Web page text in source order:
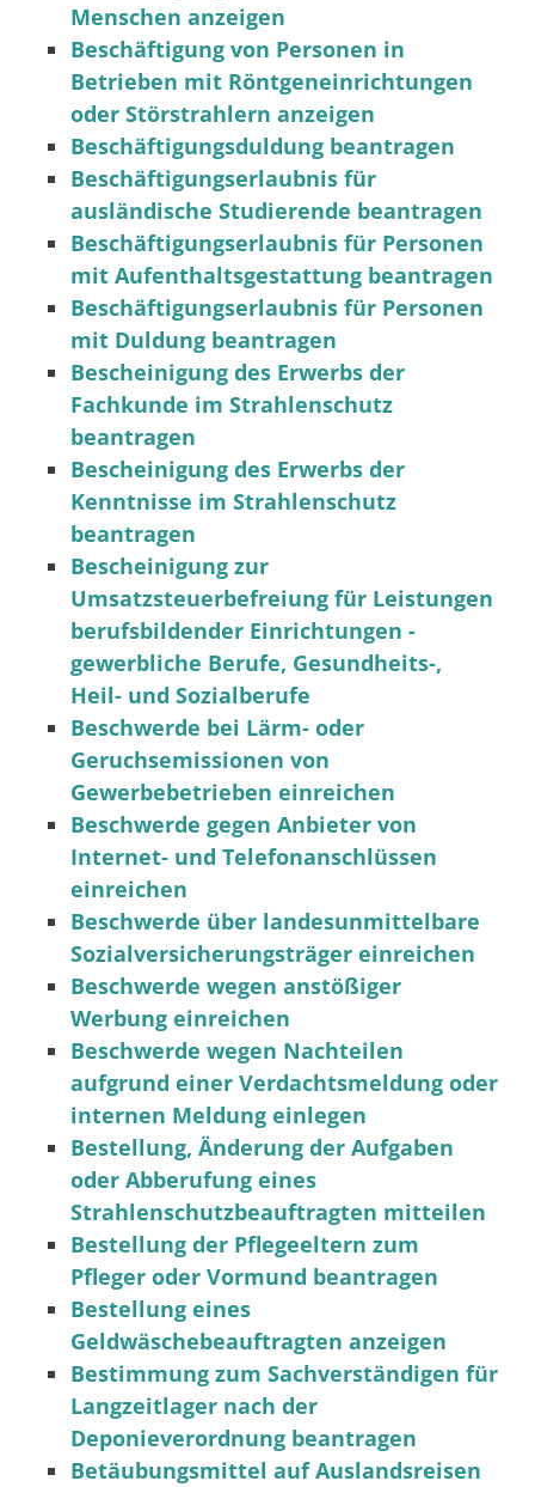
Menschen anzeigen
Beschäftigung von Personen in
Betrieben mit Röntgeneinrichtungen
oder Störstrahlern anzeigen
Beschäftigungsduldung beantragen
Beschäftigungserlaubnis für
ausländische Studierende beantragen
Beschäftigungserlaubnis für Personen
mit Aufenthaltsgestattung beantragen
Beschäftigungserlaubnis für Personen
mit Duldung beantragen
Bescheinigung des Erwerbs der
Fachkunde im Strahlenschutz
beantragen
Bescheinigung des Erwerbs der
Kenntnisse im Strahlenschutz
beantragen
Bescheinigung zur
Umsatzsteuerbefreiung für Leistungen
berufsbildender Einrichtungen -
gewerbliche Berufe, Gesundheits-,
Heil- und Sozialberufe
Beschwerde bei Lärm- oder
Geruchsemissionen von
Gewerbebetrieben einreichen
Beschwerde gegen Anbieter von
Internet- und Telefonanschlüssen
einreichen
Beschwerde über landesunmittelbare
Sozialversicherungsträger einreichen
Beschwerde wegen anstößiger
Werbung einreichen
Beschwerde wegen Nachteilen
aufgrund einer Verdachtsmeldung oder
internen Meldung einlegen
Bestellung, Änderung der Aufgaben
oder Abberufung eines
Strahlenschutzbeauftragten mitteilen
Bestellung der Pflegeeltern zum
Pfleger oder Vormund beantragen
Bestellung eines
Geldwäschebeauftragten anzeigen
Bestimmung zum Sachverständigen für
Langzeitlager nach der
Deponieverordnung beantragen
Betäubungsmittel auf Auslandsreisen